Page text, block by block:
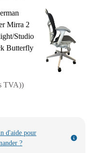
TVA))
d'aide pour
?